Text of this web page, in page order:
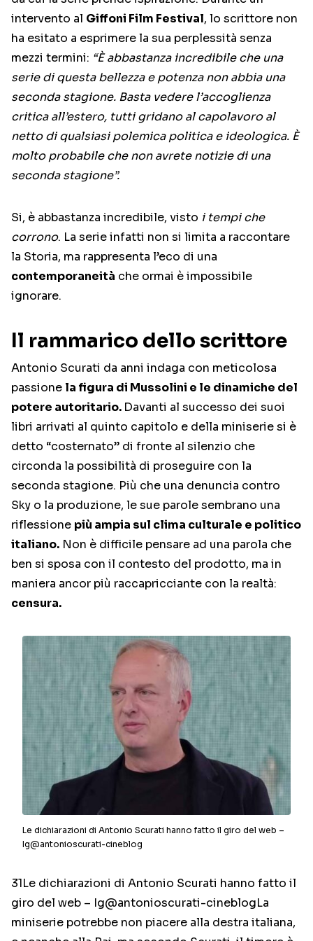
intervento al Giffoni Film Festival, lo scrittore non
ha esitato a esprimere la sua perplessità senza
mezzi termini: “È abbastanza incredibile che una
serie di questa bellezza e potenza non abbia una
seconda stagione. Basta vedere l’accoglienza
critica all’estero, tutti gridano al capolavoro al
netto di qualsiasi polemica politica e ideologica. È
molto probabile che non avrete notizie di una
seconda stagione”.
Si, è abbastanza incredibile, visto i tempi che
corrono. La serie infatti non si limita a raccontare
la Storia, ma rappresenta l’eco di una
contemporaneità che ormai è impossibile
ignorare.
Il rammarico dello scrittore
Antonio Scurati da anni indaga con meticolosa
passione la figura di Mussolini e le dinamiche del
potere autoritario. Davanti al successo dei suoi
libri arrivati al quinto capitolo e della miniserie si è
detto “costernato” di fronte al silenzio che
circonda la possibilità di proseguire con la
seconda stagione. Più che una denuncia contro
Sky o la produzione, le sue parole sembrano una
riflessione più ampia sul clima culturale e politico
italiano. Non è difficile pensare ad una parola che
ben si sposa con il contesto del prodotto, ma in
maniera ancor più raccapricciante con la realtà:
censura.
Le dichiarazioni di Antonio Scurati hanno fatto il giro del web –
Ig@antonioscurati-cineblog
31Le dichiarazioni di Antonio Scurati hanno fatto il
giro del web – Ig@antonioscurati-cineblogLa
miniserie potrebbe non piacere alla destra italiana,